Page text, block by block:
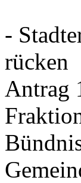
-
rücken
Antrag